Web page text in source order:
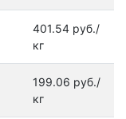
401.54 руб./
кг
199.06 руб./
кг